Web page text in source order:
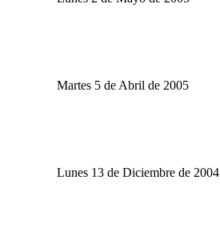
Martes 5 de Abril de 2005
Lunes 13 de Diciembre de 2004